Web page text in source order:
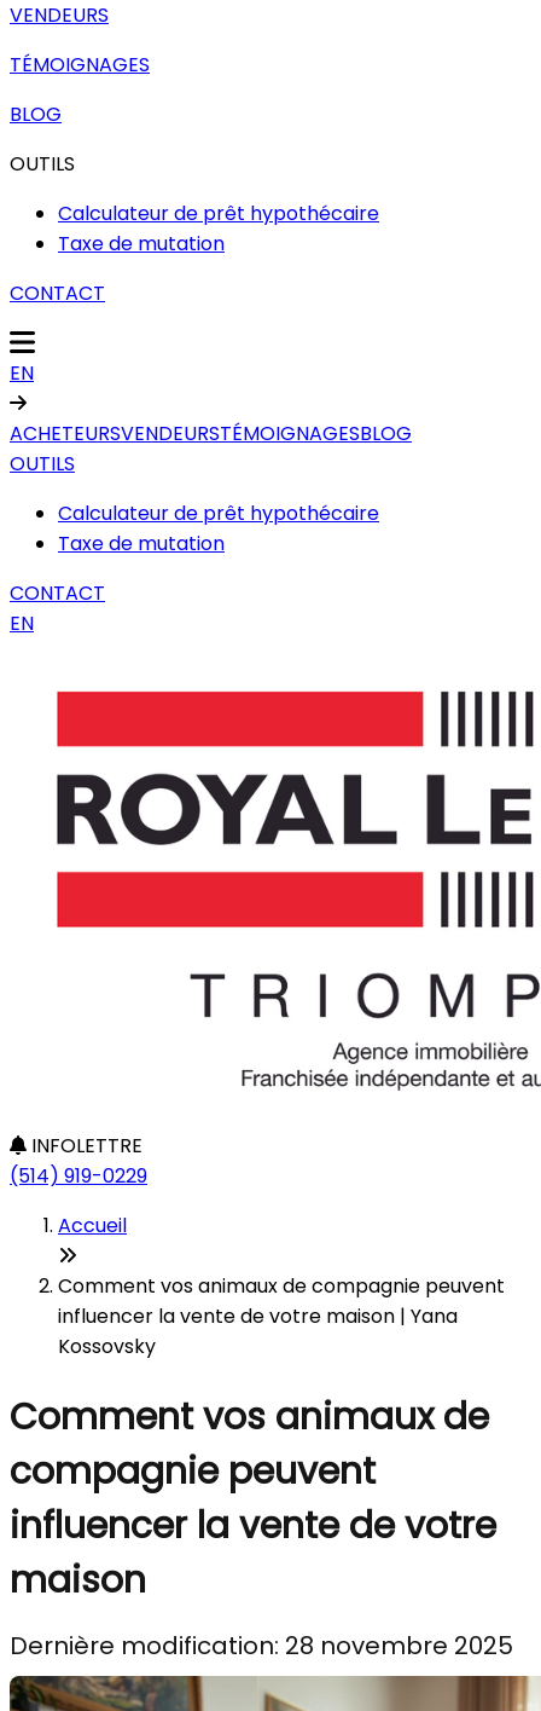
VENDEURS
TÉMOIGNAGES
BLOG
OUTILS
Calculateur de prêt hypothécaire
Taxe de mutation
CONTACT
EN
ACHETEURSVENDEURSTÉMOIGNAGESBLOG
OUTILS
Calculateur de prêt hypothécaire
Taxe de mutation
CONTACT
EN
INFOLETTRE
(514) 919-0229
Accueil
Comment vos animaux de compagnie peuvent
influencer la vente de votre maison | Yana
Kossovsky
Comment vos animaux de
compagnie peuvent
influencer la vente de votre
maison
Dernière modification: 28 novembre 2025